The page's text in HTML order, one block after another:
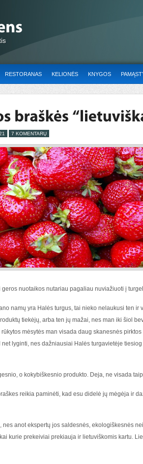
RESTORANAS KELIONĖS KNYGOS
7 KOMENTARŲ
nuotaikos nutariau pagaliau nuviažiuoti į
namų yra Halės turgus, tai nieko nelaukusi ten ir
tiekėjų, arba ten jų mažai, nes man iki šiol
mėsytės man visada daug skanesnės
lyginti, nes dažniausiai Halės turgavietėje
o kokybiškesnio produkto. Deja, ne visada
reikia paminėti, kad esu didelė jų mėgėja ir
nes anot ekspertų jos saldesnės, ekologiškesnės
kurie prekeiviai prekiauja ir lietuviškomis kartu.